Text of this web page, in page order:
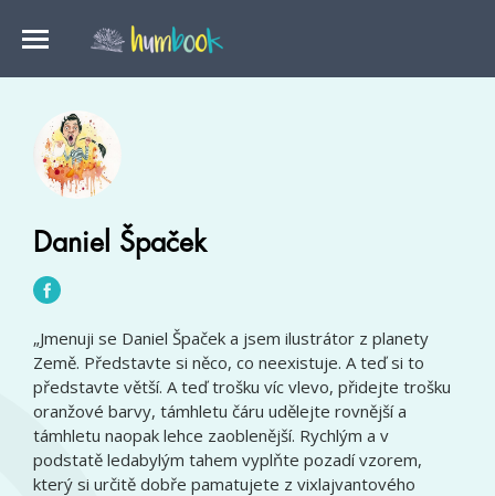
Daniel Špaček
„Jmenuji se Daniel Špaček a jsem ilustrátor z planety
Země. Představte si něco, co neexistuje. A teď si to
představte větší. A teď trošku víc vlevo, přidejte trošku
oranžové barvy, támhletu čáru udělejte rovnější a
támhletu naopak lehce zaoblenější. Rychlým a v
podstatě ledabylým tahem vyplňte pozadí vzorem,
který si určitě dobře pamatujete z vixlajvantového